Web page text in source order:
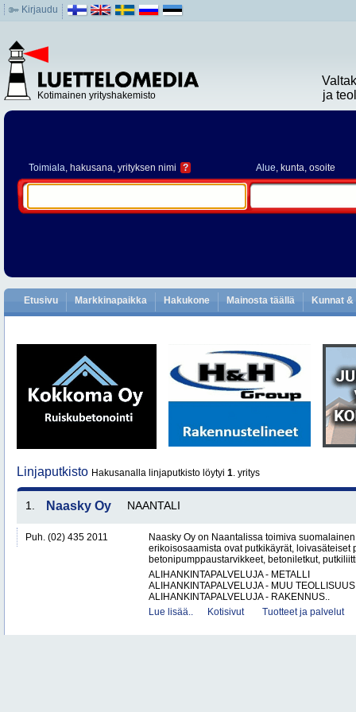
Kirjaudu
Kotimainen yrityshakemisto
ja
Toimiala, hakusana, yrityksen nimi ? Alue, kunta, osoite
Etusivu Markkinapaikka Hakukone Mainosta täällä Kunnat
Linjaputkisto Hakusanalla linjaputkisto löytyi 1. yritys
1. Naasky Oy NAANTALI
Puh. (02) 435 2011
Naasky Oy on Naantalissa toimiva
erikoisosaamista ovat putkikäyrät, loivasäteiset
betonipumppaustarvikkeet, betoniletkut,
ALIHANKINTAPALVELUJA - METALLI
ALIHANKINTAPALVELUJA - MUU TEOLLISUUS
ALIHANKINTAPALVELUJA - RAKENNUS..
Lue lisää..
Kotisivut Tuotteet ja palvelut